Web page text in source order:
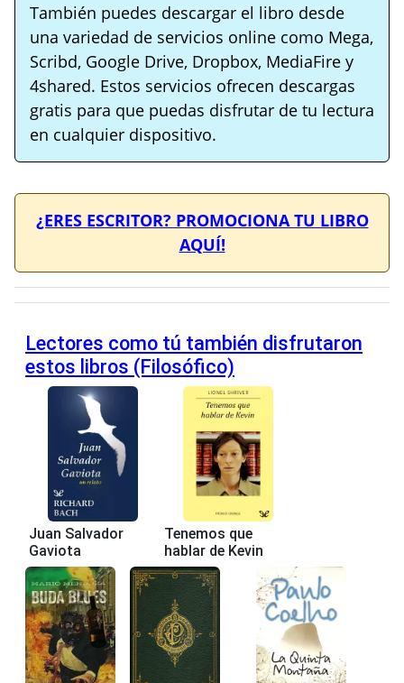
También puedes descargar el libro desde
una variedad de servicios online como Mega,
Scribd, Google Drive, Dropbox, MediaFire y
4shared. Estos servicios ofrecen descargas
gratis para que puedas disfrutar de tu lectura
en cualquier dispositivo.
¿ERES ESCRITOR? PROMOCIONA TU LIBRO
AQUÍ!
Lectores como tú también disfrutaron
estos libros (Filosófico)
Juan Salvador
Gaviota
Tenemos que
hablar de Kevin